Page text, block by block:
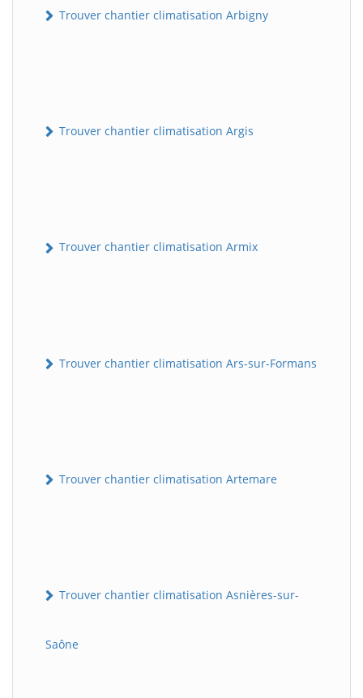
Trouver chantier climatisation Arbigny
Trouver chantier climatisation Argis
Trouver chantier climatisation Armix
Trouver chantier climatisation Ars-sur-Formans
Trouver chantier climatisation Artemare
Trouver chantier climatisation Asnières-sur-
Saône